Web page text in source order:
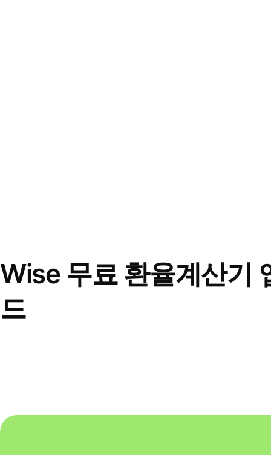
Wise 무료 환율계산기
드